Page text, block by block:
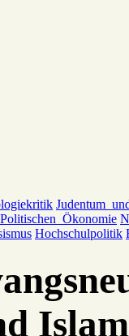
Hochschulpolitik